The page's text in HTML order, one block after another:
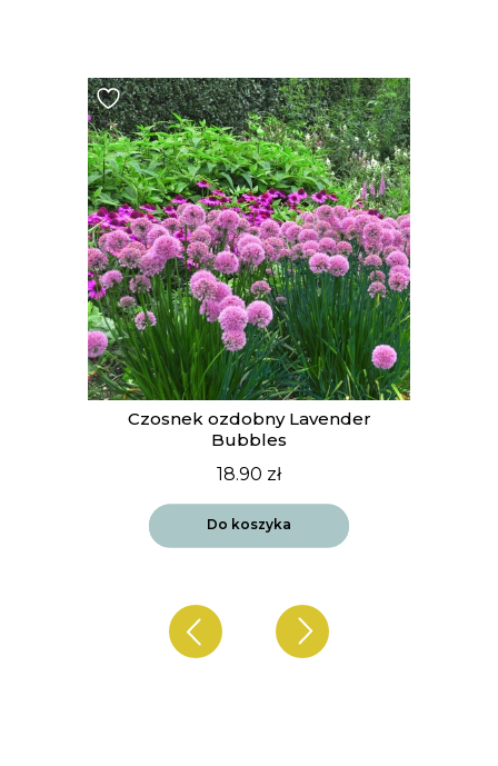
Czosnek ozdobny Lavender
Bubbles
18.90 zł
Do koszyka